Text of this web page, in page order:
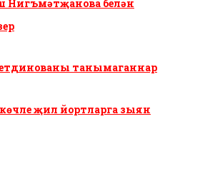
белән
танымаганнар
җил йортларга зыян